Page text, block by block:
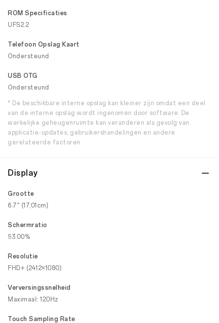
ROM Specificaties
UFS2.2
Telefoon Opslag Kaart
Ondersteund
USB OTG
Ondersteund
* De beschikbare interne opslag kan kleiner zijn omdat een deel
van de interne opslag wordt ingenomen door software. De
werkelijke geheugenruimte kan veranderen als gevolg van
applicatie-updates, gebruikershandelingen en andere
gerelateerde factoren.
Display
Grootte
6.7" (17,01cm)
Schermratio
93.00%
Resolutie
FHD+ (2412×1080)
Verversingssnelheid
Maximaal: 120Hz
Touch Sampling Rate